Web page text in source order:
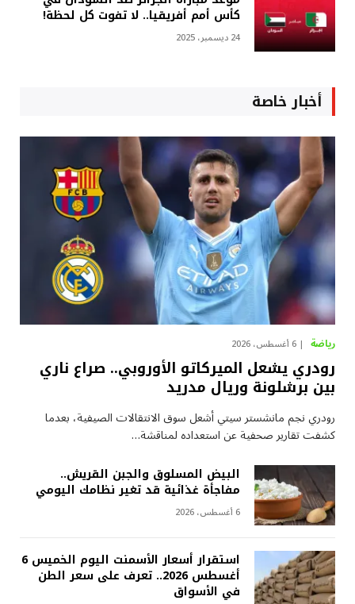
كأس أمم أفريقيا.. لا تفوت كل لحظة!
24 ديسمبر، 2025
أخبار خاصة
رياضة 6 أغسطس، 2026
رودري يشعل الميركاتو الأوروبي.. صراع ناري
بين برشلونة وريال مدريد
رودري نجم مانشستر سيتي أشعل سوق الانتقالات الصيفية، بعدما
كشفت تقارير صحفية عن استعداده لمناقشة…
البيض المسلوق والجبن القريش..
مفاجأة غذائية قد تغير نظامك اليومي
6 أغسطس، 2026
استقرار أسعار الأسمنت اليوم الخميس 6
أغسطس 2026.. تعرف على سعر الطن
في الأسواق